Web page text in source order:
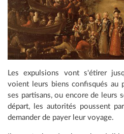
Les expulsions vont s'étirer
voient leurs biens confisqués au
ses partisans, ou encore de leurs
départ, les autorités poussent
demander de payer leur voyage.